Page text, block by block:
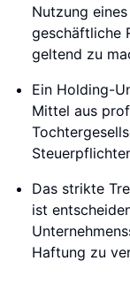
Nutzung
geschäftliche
geltend zu
Ein Holding-
Mittel aus
Das strikte
ist
Haftung zu